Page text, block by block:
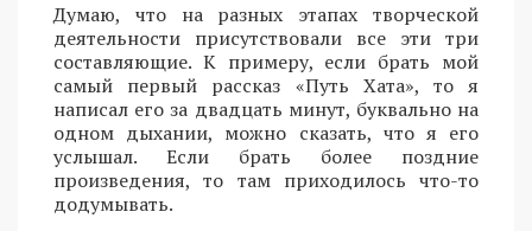
Думаю, что на разных этапах творческой
деятельности присутствовали все эти три
составляющие. К примеру, если брать мой
самый первый рассказ «Путь Хата», то я
написал его за двадцать минут, буквально на
одном дыхании, можно сказать, что я его
услышал. Если брать более поздние
произведения, то там приходилось что-то
додумывать.